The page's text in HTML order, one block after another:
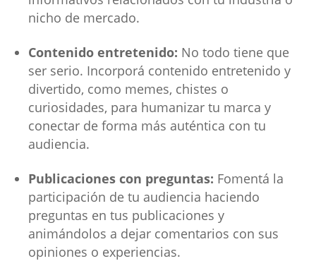
nicho de mercado.
Contenido entretenido: No todo tiene que
ser serio. Incorporá contenido entretenido y
divertido, como memes, chistes o
curiosidades, para humanizar tu marca y
conectar de forma más auténtica con tu
audiencia.
Publicaciones con preguntas: Fomentá la
participación de tu audiencia haciendo
preguntas en tus publicaciones y
animándolos a dejar comentarios con sus
opiniones o experiencias.